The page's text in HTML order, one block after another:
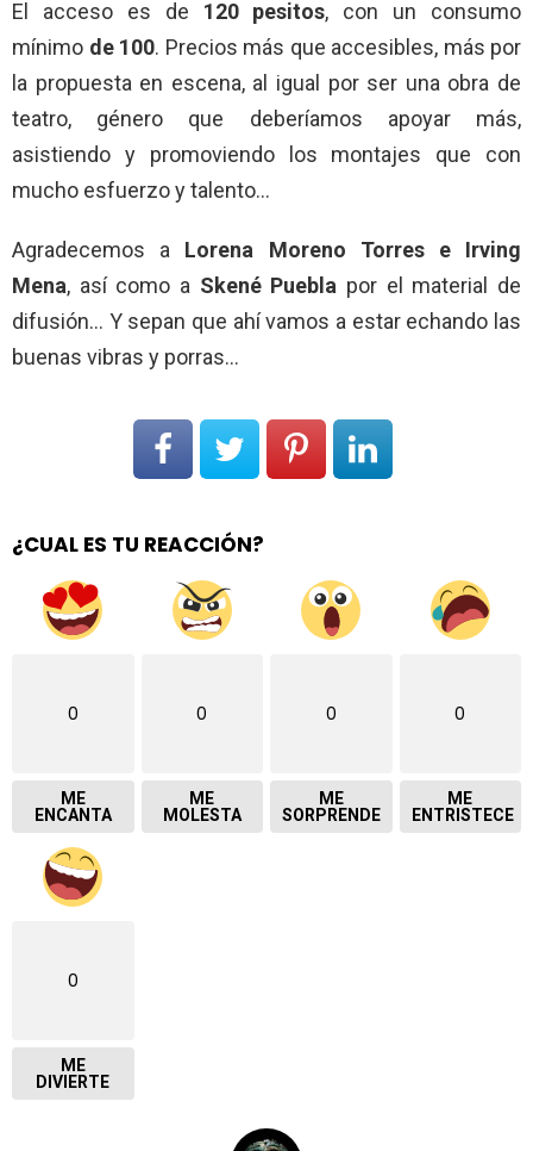
El acceso es de 120 pesitos, con un consumo
mínimo de 100. Precios más que accesibles, más por
la propuesta en escena, al igual por ser una obra de
teatro, género que deberíamos apoyar más,
asistiendo y promoviendo los montajes que con
mucho esfuerzo y talento…
Agradecemos a Lorena Moreno Torres e Irving
Mena, así como a Skené Puebla por el material de
difusión… Y sepan que ahí vamos a estar echando las
buenas vibras y porras…
¿CUAL ES TU REACCIÓN?
0
ME
ENCANTA
0
ME
MOLESTA
0
ME
SORPRENDE
0
ME
ENTRISTECE
0
ME
DIVIERTE